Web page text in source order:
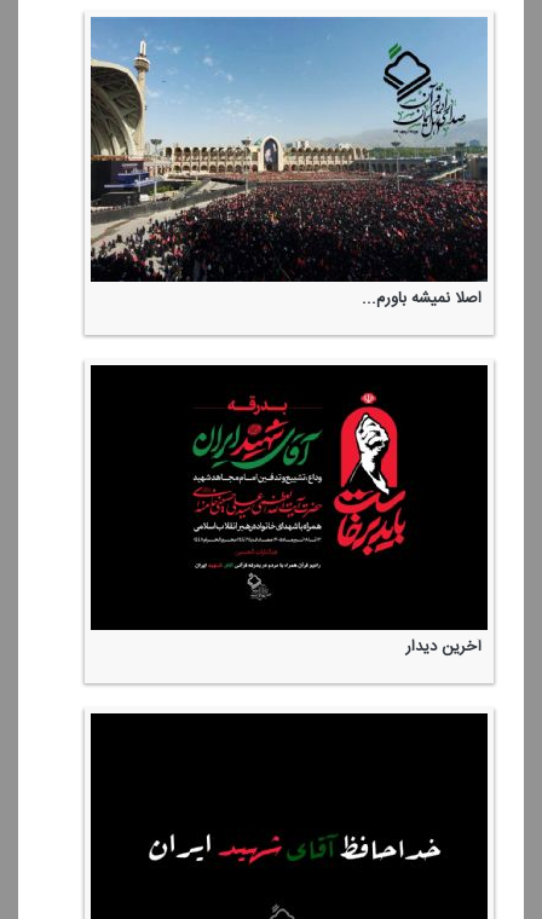
اصلا نمیشه باورم...
آخرین دیدار